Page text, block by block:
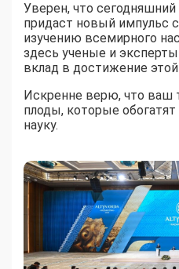
Уверен, что
придаст новый импульс
изучению всемирного
здесь ученые и
вклад в достижение
Искренне верю, что ваш
плоды, которые
науку.